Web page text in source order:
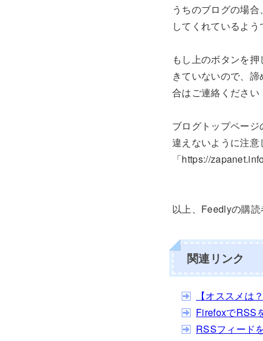
うちのブログの場
してくれているよう
もし上のボタンを
きていないので、
合はご連絡ください
ブログトップペー
違えないように注意
「https://
以上、Feedlyの購読
関連リンク
【オススメは
FirefoxでRSS
RSSフィード